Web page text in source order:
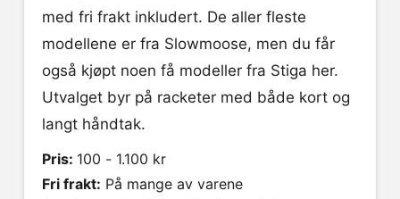
med fri frakt inkludert. De aller fleste
modellene er fra Slowmoose, men du får
også kjøpt noen få modeller fra Stiga her.
Utvalget byr på racketer med både kort og
langt håndtak.
Pris: 100 - 1.100 kr
Fri frakt: På mange av varene